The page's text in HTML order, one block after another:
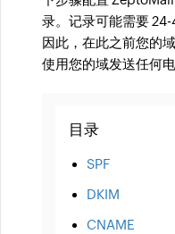
录。记录可能需要 24-
因此，在此之前您的
使用您的域发送任何电
目录
SPF
DKIM
CNAME